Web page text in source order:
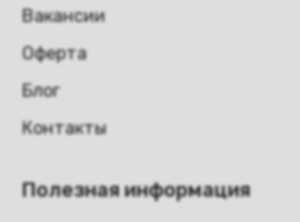
Вакансии
Оферта
Блог
Контакты
Полезная информация